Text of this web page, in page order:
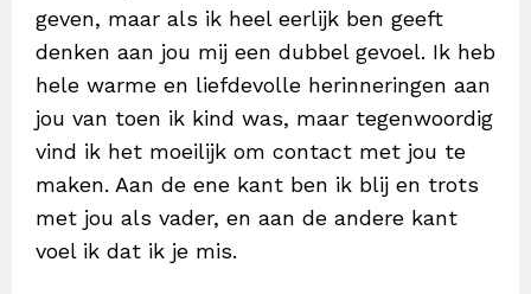
geven, maar als ik heel eerlijk ben geeft
denken aan jou mij een dubbel gevoel. Ik heb
hele warme en liefdevolle herinneringen aan
jou van toen ik kind was, maar tegenwoordig
vind ik het moeilijk om contact met jou te
maken. Aan de ene kant ben ik blij en trots
met jou als vader, en aan de andere kant
voel ik dat ik je mis.